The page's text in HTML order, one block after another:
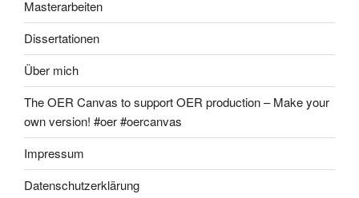
Masterarbeiten
Dissertationen
Über mich
The OER Canvas to support OER production – Make your
own version! #oer #oercanvas
Impressum
Datenschutzerklärung